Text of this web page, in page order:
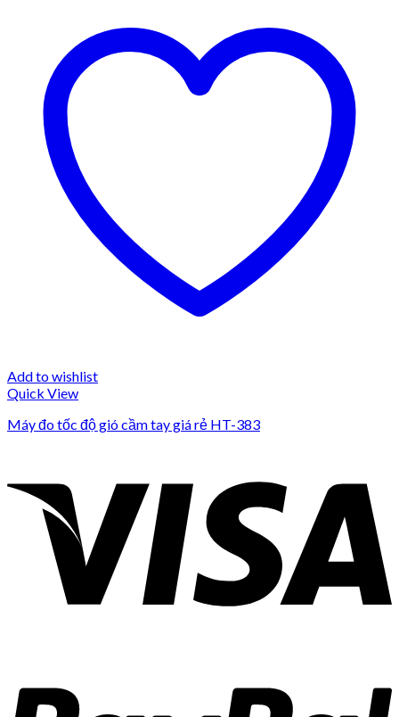
Add to wishlist
Quick View
Máy đo tốc độ gió cầm tay giá rẻ HT-383